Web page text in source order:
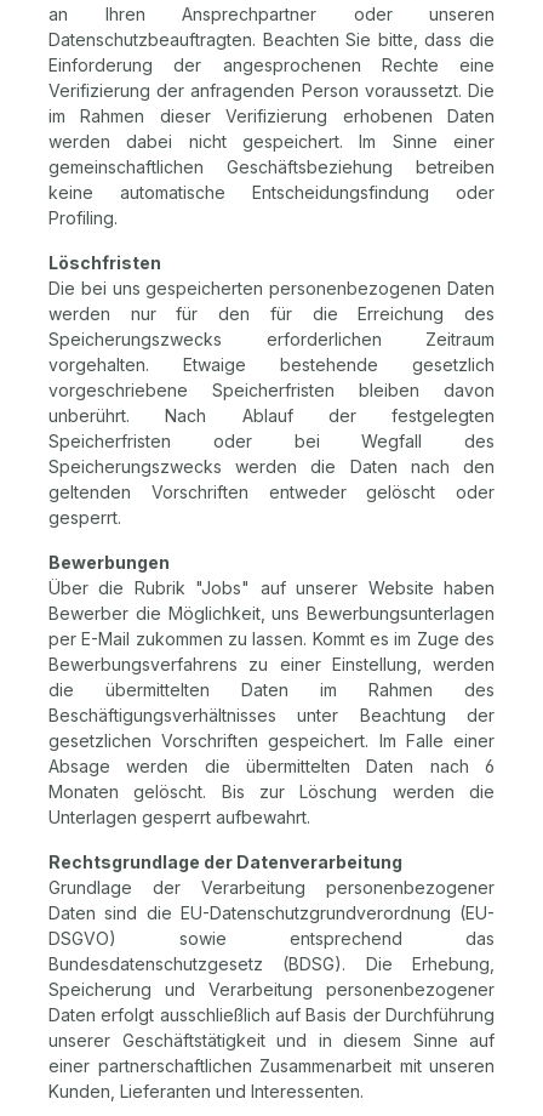
an Ihren Ansprechpartner oder unseren
Datenschutzbeauftragten. Beachten Sie bitte, dass die
Einforderung der angesprochenen Rechte eine
Verifizierung der anfragenden Person voraussetzt. Die
im Rahmen dieser Verifizierung erhobenen Daten
werden dabei nicht gespeichert. Im Sinne einer
gemeinschaftlichen Geschäftsbeziehung betreiben
keine automatische Entscheidungsfindung oder
Profiling.
Löschfristen
Die bei uns gespeicherten personenbezogenen Daten
werden nur für den für die Erreichung des
Speicherungszwecks erforderlichen Zeitraum
vorgehalten. Etwaige bestehende gesetzlich
vorgeschriebene Speicherfristen bleiben davon
unberührt. Nach Ablauf der festgelegten
Speicherfristen oder bei Wegfall des
Speicherungszwecks werden die Daten nach den
geltenden Vorschriften entweder gelöscht oder
gesperrt.
Bewerbungen
Über die Rubrik "Jobs" auf unserer Website haben
Bewerber die Möglichkeit, uns Bewerbungsunterlagen
per E-Mail zukommen zu lassen. Kommt es im Zuge des
Bewerbungsverfahrens zu einer Einstellung, werden
die übermittelten Daten im Rahmen des
Beschäftigungsverhältnisses unter Beachtung der
gesetzlichen Vorschriften gespeichert. Im Falle einer
Absage werden die übermittelten Daten nach 6
Monaten gelöscht. Bis zur Löschung werden die
Unterlagen gesperrt aufbewahrt.
Rechtsgrundlage der Datenverarbeitung
Grundlage der Verarbeitung personenbezogener
Daten sind die EU-Datenschutzgrundverordnung (EU-
DSGVO) sowie entsprechend das
Bundesdatenschutzgesetz (BDSG). Die Erhebung,
Speicherung und Verarbeitung personenbezogener
Daten erfolgt ausschließlich auf Basis der Durchführung
unserer Geschäftstätigkeit und in diesem Sinne auf
einer partnerschaftlichen Zusammenarbeit mit unseren
Kunden, Lieferanten und Interessenten.